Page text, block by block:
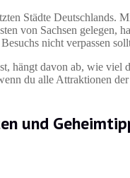
Städte Deutschlands.
von Sachsen
nicht verpassen
hängt davon ab, wie
du alle Attraktionen
und